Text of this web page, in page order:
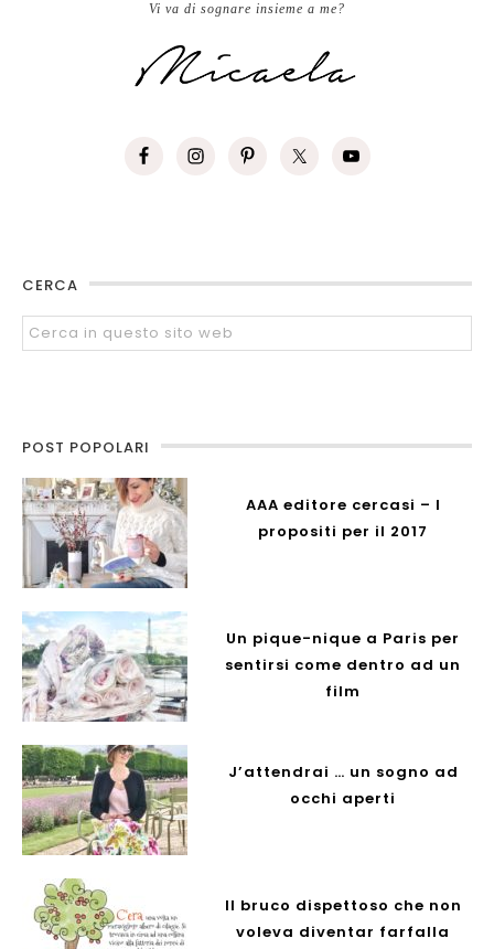
Vi va di sognare insieme a me?
CERCA
POST POPOLARI
AAA editore cercasi – I
propositi per il 2017
Un pique-nique a Paris per
sentirsi come dentro ad un
film
J’attendrai … un sogno ad
occhi aperti
Il bruco dispettoso che non
voleva diventar farfalla